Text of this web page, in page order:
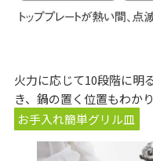
火力に応じて10段階に明
き、鍋の置く位置もわか
お手入れ簡単グリル皿